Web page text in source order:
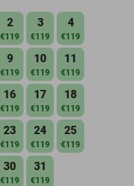
2
€119
3
€119
4
€119
9
€119
10
€119
11
€119
16
€119
17
€119
18
€119
23
€119
24
€119
25
€119
30
€119
31
€119